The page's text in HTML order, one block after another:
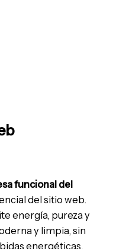
funcional del
del sitio web.
energía, pureza y
y limpia, sin
energéticas.